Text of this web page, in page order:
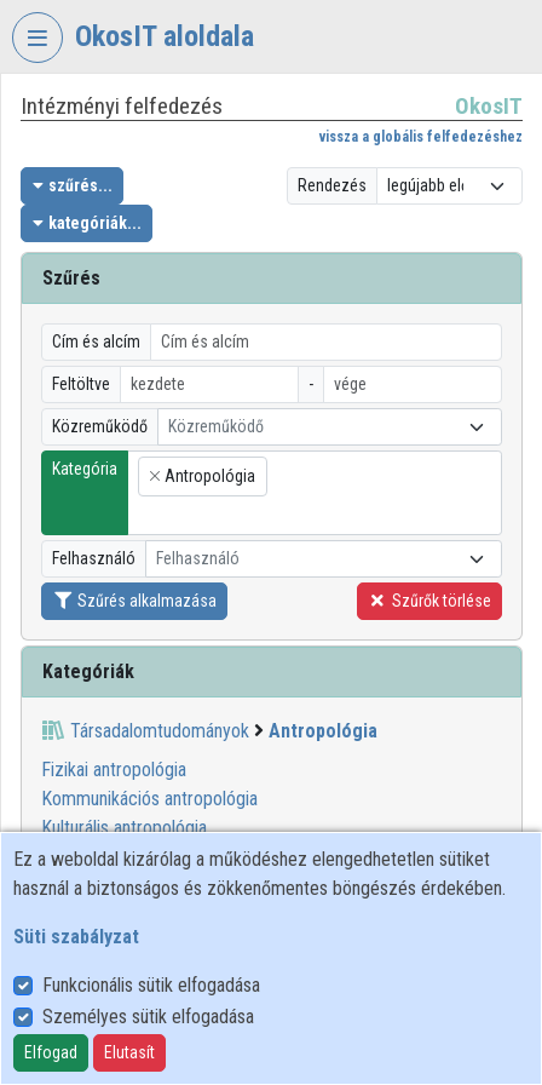
Fejléc kihagyása
OkosIT aloldala
VIDEOTORIUM
OKOSIT
Intézményi kezdőlap
Bejelentkezés
Intézményi felfedezés
Kategóriák
Intézményi listák
Intézmények
Közreműködők
Intézményi felfedezés OkosIT
vissza a globális felfedezéshez
szűrés...
kategóriák...
Rendezés
Szűrés
Cím és alcím
Feltöltve -
Közreműködő Közreműködő
Kategória
×
Antropológia
Felhasználó Felhasználó
Szűrés alkalmazása Szűrők törlése
Kategóriák
Társadalomtudományok
Antropológia
Fizikai antropológia
Kommunikációs antropológia
Kulturális antropológia
Néprajz
Orvosi antropológia
Felhasználói szabályzat
Adatkezelési tájékoztató
Süti szabályzat
Ez a weboldal kizárólag a működéshez elengedhetetlen sütiket
használ a biztonságos és zökkenőmentes böngészés érdekében.
Süti szabályzat
Funkcionális sütik elfogadása
Személyes sütik elfogadása
Elfogad Elutasít